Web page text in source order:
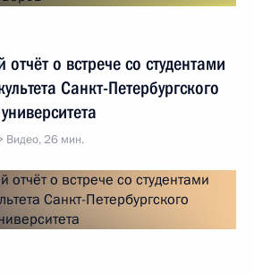
о встрече со студентами
Санкт-Петербургского
Видео, 26 мин.